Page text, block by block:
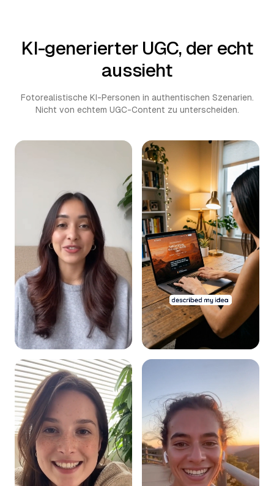
KI-generierter UGC, der echt
aussieht
Fotorealistische KI-Personen in authentischen Szenarien.
Nicht von echtem UGC-Content zu unterscheiden.